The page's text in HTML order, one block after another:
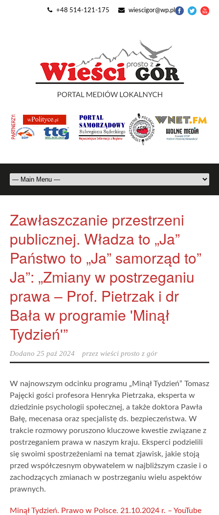
+48 514-121-175 wiescigor@wp.pl
Zawłaszczanie przestrzeni
publicznej. Władza to „Ja”
Państwo to „Ja” samorząd to”
Ja”: „Zmiany w postrzeganiu
prawa – Prof. Pietrzak i dr
Bała w programie 'Minął
Tydzień'”
Dodano 25 paź 2024 przez wieści prosto z gór
W najnowszym odcinku programu „Minął Tydzień” Tomasz
Pajęcki gości profesora Henryka Pietrzaka, eksperta w
dziedzinie psychologii społecznej, a także doktora Pawła
Bałę, mecenasa oraz specjalistę ds. bezpieczeństwa. W
trakcie rozmowy poruszono kluczowe kwestie związane z
postrzeganiem prawa w naszym kraju. Eksperci podzielili
się swoimi spostrzeżeniami na temat zjawisk, jakie stoją
przed współczesnym obywatelem w najbliższym czasie i o
zachodzących zmianach w postrzeganiu wielu aspektów
prawnych.
Minął Tydzień. Prawo w Polsce. 21.10.2024 r. – YouTube